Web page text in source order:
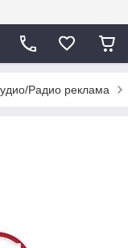
Радио реклама